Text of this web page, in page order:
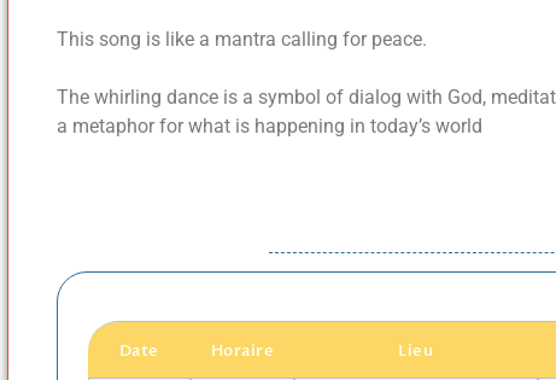
This song is like a mantra calling for peace.
The whirling dance is a symbol of dialog with God,
a metaphor for what is happening in today’s world
Date Horaire Lieu